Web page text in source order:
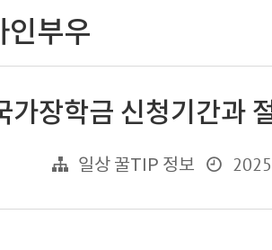
인부우
가장학금 신청기간과
일상 꿀TIP 정보